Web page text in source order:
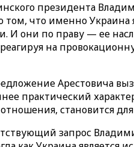
президента
что именно Украина
И они по праву — ее
на
Арестовича
практический
становится
запрос